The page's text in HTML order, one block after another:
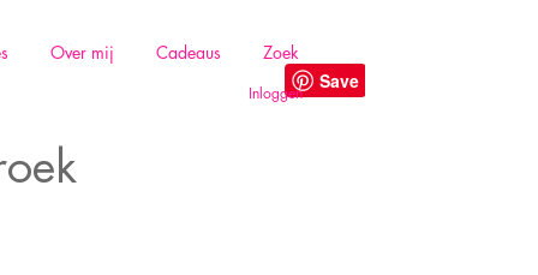
Over mij Cadeaus Zoek
Inloggen